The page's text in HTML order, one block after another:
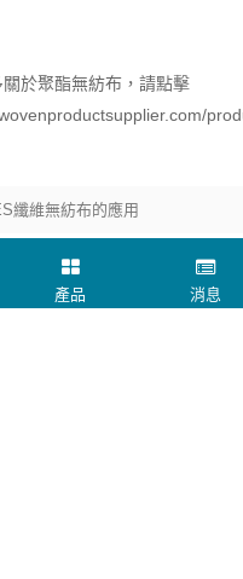
於聚酯無紡布，請點擊
纖維無紡布的應用
濕法無紡布原料
產品 消息